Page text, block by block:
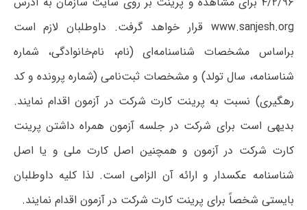
www.sanjesh.org قرار خواهد گرفت. داوطلبان لازم است
براساس مشخصات شناسنامه‌ای (نام‌، نام‌خانوادگی، شماره
شناسنامه، سال تولد) و مشخصات ثبت‌نامی (شماره پرونده و کد
رهگیری) نسبت به پرینت کارت شرکت در آزمون اقدام نمایند.
بدیهی است برای شرکت در جلسه آزمون همراه داشتن پرینت
کارت شرکت در آزمون و همچنین اصل کارت ملی و یا اصل
شناسنامه عکسدار و ارائه آن الزامی است. لذا کلیه داوطلبان
بایستی شخصاً برای پرینت کارت شرکت در آزمون اقدام نمایند.